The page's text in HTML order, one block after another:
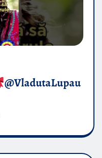
​@VladutaLupau